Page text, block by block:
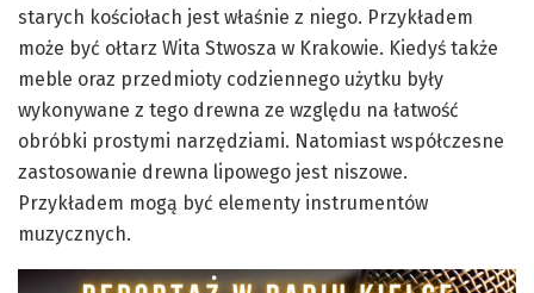
starych kościołach jest właśnie z niego. Przykładem
może być ołtarz Wita Stwosza w Krakowie. Kiedyś także
meble oraz przedmioty codziennego użytku były
wykonywane z tego drewna ze względu na łatwość
obróbki prostymi narzędziami. Natomiast współczesne
zastosowanie drewna lipowego jest niszowe.
Przykładem mogą być elementy instrumentów
muzycznych.